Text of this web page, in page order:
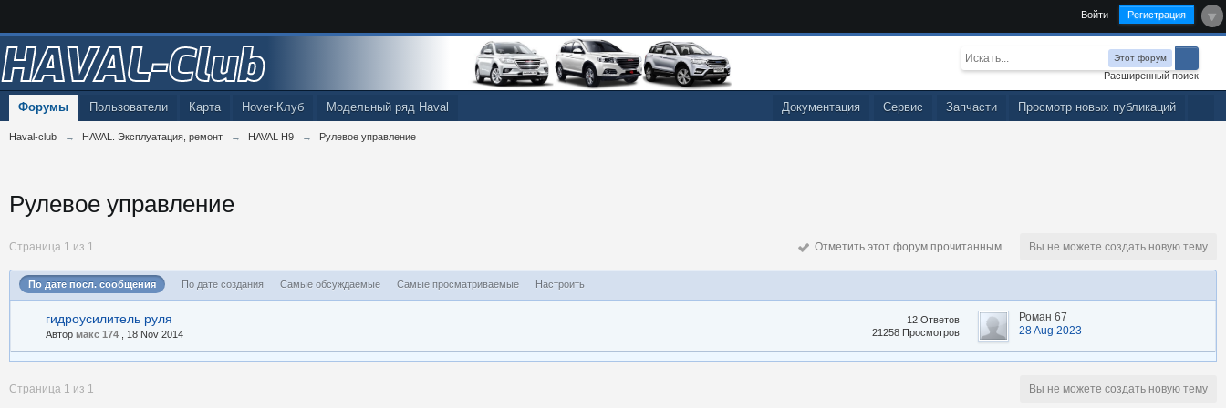
Войти Регистрация
HAVAL-Club Этот форум
Расширенный поиск
Просмотр новых публикаций
Карта Hover-Клуб Модельный ряд Haval Запчасти
Сервис
Документация
Форумы Пользователи
Haval-club → HAVAL. Эксплуатация, ремонт → HAVAL H9 → Рулевое управление
Рулевое управление
Страница 1 из 1 Вы не можете создать новую тему
Отметить этот форум прочитанным
По дате посл. сообщения По дате создания Самые обсуждаемые Самые просматриваемые Настроить
гидроусилитель руля
Автор макс 174 18 Nov 2014
12 Ответов
21258 Просмотров
Роман 67
28 Aug 2023
Страница 1 из 1 Вы не можете создать новую тему